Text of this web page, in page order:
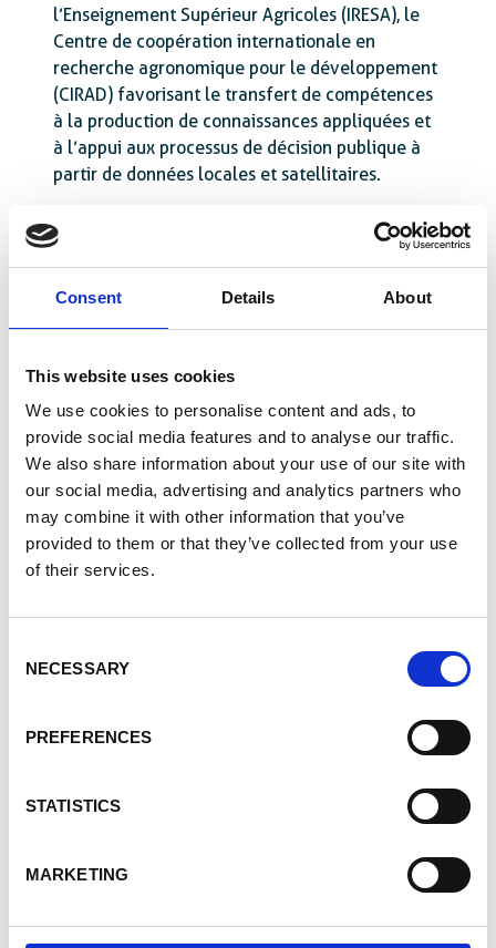
Consent Details About
This website uses cookies
We use cookies to personalise content and ads, to
provide social media features and to analyse our traffic.
We also share information about your use of our site with
our social media, advertising and analytics partners who
may combine it with other information that you’ve
provided to them or that they’ve collected from your use
of their services.
Selection
NECESSARY
PREFERENCES
STATISTICS
MARKETING
l’Enseignement Supérieur Agricoles (IRESA), le
Centre de coopération internationale en
recherche agronomique pour le développement
(CIRAD) favorisant le transfert de compétences
à la production de connaissances appliquées et
à l’appui aux processus de décision publique à
partir de données locales et satellitaires.
Des expériences internationales
au service de la Tunisie
menés par Enabel et la Wallonie en Afrique,
notamment au Sénégal et le soutien au
programme régional LATAWAMA/TAKIWAMA
dans le bassin du lac Tanganyika et du lac Kivu.
Ces expériences ont démontré l’efficacité d’une
approche intégrée, associant expertise belge et
coopération internationale, pour renforcer la
résilience climatique et promouvoir une gestion
Le projet poursuit plusieurs objectifs majeurs :
des eaux souterraines par l’installation de
plateforme de partage d’information.